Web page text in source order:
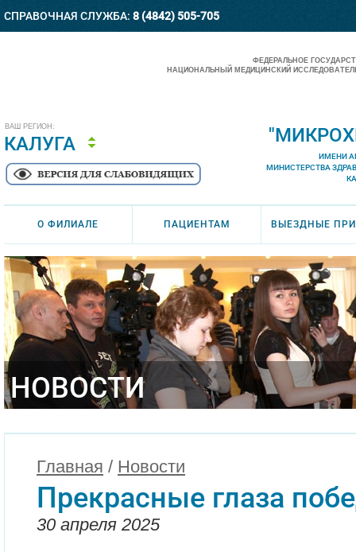
СПРАВОЧНАЯ СЛУЖБА: 8 (4842) 505-705
ВАШ РЕГИОН:
КАЛУГА
ФЕДЕРАЛЬНОЕ
НАЦИОНАЛЬНЫЙ МЕДИЦИНСКИЙ
ИМЕНИ
МИНИСТЕРСТВА
О ФИЛИАЛЕ ПАЦИЕНТАМ ВЫЕЗДНЫЕ
НОВОСТИ
Главная / Новости
Прекрасные глаза
30 апреля 2025